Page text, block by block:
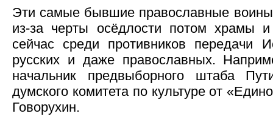
Эти самые бывшие православные
из-за черты осёдлости потом храмы
сейчас среди противников передачи
русских и даже православных.
начальник предвыборного штаба
думского комитета по культуре от
Говорухин.